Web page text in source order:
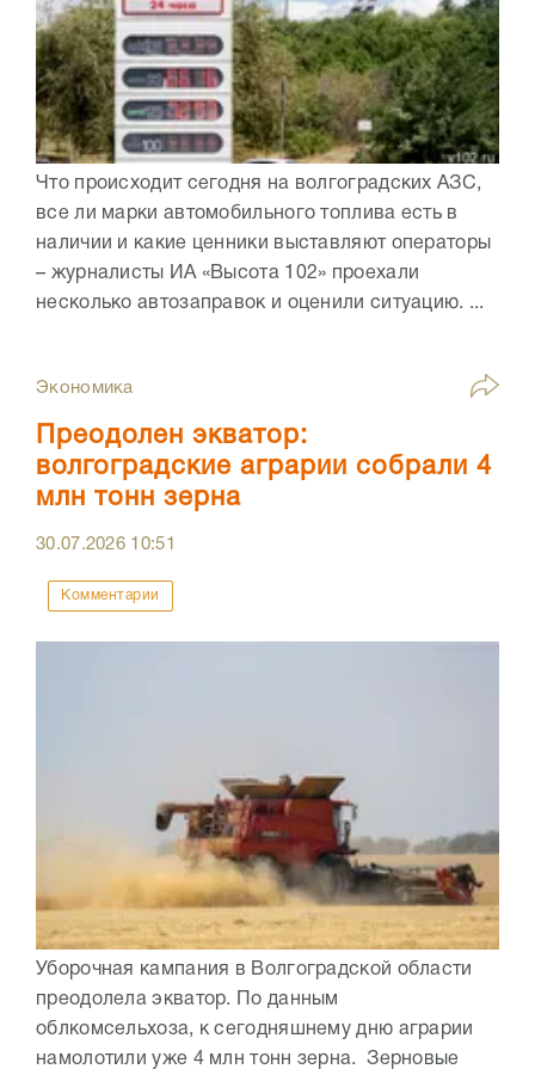
Что происходит сегодня на волгоградских АЗС,
все ли марки автомобильного топлива есть в
наличии и какие ценники выставляют операторы
– журналисты ИА «Высота 102» проехали
несколько автозаправок и оценили ситуацию. ...
Экономика
Преодолен экватор:
волгоградские аграрии собрали 4
млн тонн зерна
30.07.2026 10:51
Комментарии
Уборочная кампания в Волгоградской области
преодолела экватор. По данным
облкомсельхоза, к сегодняшнему дню аграрии
намолотили уже 4 млн тонн зерна. Зерновые